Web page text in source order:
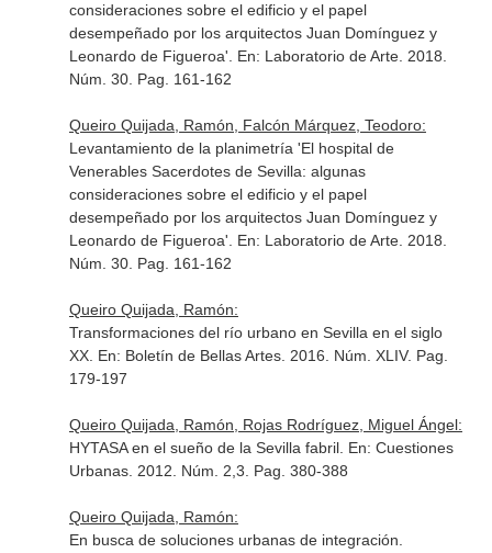
consideraciones sobre el edificio y el papel
desempeñado por los arquitectos Juan Domínguez y
Leonardo de Figueroa'. En: Laboratorio de Arte. 2018.
Núm. 30. Pag. 161-162
Queiro Quijada, Ramón, Falcón Márquez, Teodoro:
Levantamiento de la planimetría 'El hospital de
Venerables Sacerdotes de Sevilla: algunas
consideraciones sobre el edificio y el papel
desempeñado por los arquitectos Juan Domínguez y
Leonardo de Figueroa'. En: Laboratorio de Arte. 2018.
Núm. 30. Pag. 161-162
Queiro Quijada, Ramón:
Transformaciones del río urbano en Sevilla en el siglo
XX. En: Boletín de Bellas Artes. 2016. Núm. XLIV. Pag.
179-197
Queiro Quijada, Ramón, Rojas Rodríguez, Miguel Ángel:
HYTASA en el sueño de la Sevilla fabril. En: Cuestiones
Urbanas. 2012. Núm. 2,3. Pag. 380-388
Queiro Quijada, Ramón:
En busca de soluciones urbanas de integración.